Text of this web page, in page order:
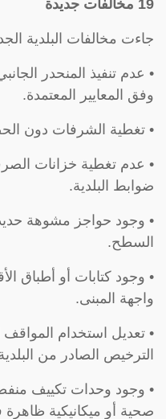
19 مخالفات جديدة
جاءت مخالفات البلدية
• عدم تنفيذ المنحدر
وفق المعايير المعتمدة.
• تغطية الشرفات دون
• عدم تغطية خزانات
ضوابط البلدية.
• وجود حواجز مشوهة
السطح.
• وجود كتابات أو أطباق
واجهة المبنى.
• تعديل استخدام
الترخيص الصادر من
• وجود وحدات تكييف
صحية أو ميكانيكية ظاهرة